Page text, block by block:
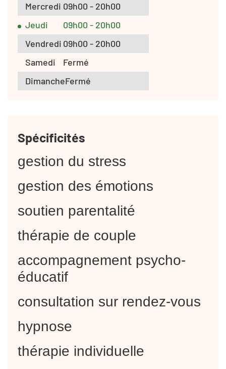
Mercredi 09h00 - 20h00
Jeudi
09h00 - 20h00
Vendredi 09h00 - 20h00
Samedi
Fermé
DimancheFermé
Spécificités
gestion du stress
gestion des émotions
soutien parentalité
thérapie de couple
accompagnement psycho-
éducatif
consultation sur rendez-vous
hypnose
thérapie individuelle